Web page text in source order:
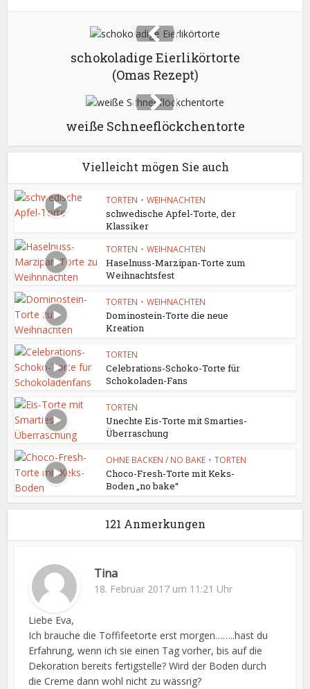
schokoladige Eierlikörtorte
(Omas Rezept)
weiße Schneeflöckchentorte
Vielleicht mögen Sie auch
TORTEN • WEIHNACHTEN
schwedische Apfel-Torte, der
Klassiker
TORTEN • WEIHNACHTEN
Haselnuss-Marzipan-Torte zum
Weihnachtsfest
TORTEN • WEIHNACHTEN
Dominostein-Torte die neue
Kreation
TORTEN
Celebrations-Schoko-Torte für
Schokoladen-Fans
TORTEN
Unechte Eis-Torte mit Smarties-
Überraschung
OHNE BACKEN / NO BAKE • TORTEN
Choco-Fresh-Torte mit Keks-
Boden „no bake“
121 Anmerkungen
Tina
18. Februar 2017 um 11:21 Uhr
Liebe Eva,
Ich brauche die Toffifeetorte erst morgen……..hast du
Erfahrung, wenn ich sie einen Tag vorher, bis auf die
Dekoration bereits fertigstelle? Wird der Boden durch
die Creme dann wohl nicht zu wässrig?